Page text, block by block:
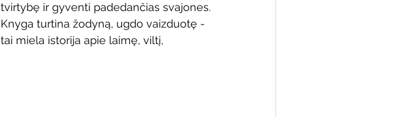
tvirtybę ir gyventi padedančias svajones.
Knyga turtina žodyną, ugdo vaizduotę -
tai miela istorija apie laimę, viltį,